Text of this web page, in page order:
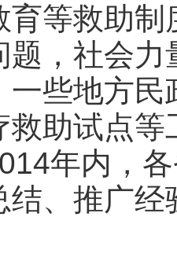
育等救助
题，社会
一些地方
救助试点
年内，
结、推广